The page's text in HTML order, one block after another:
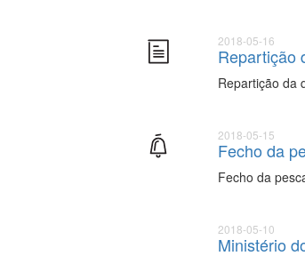
2018-05-16
Repartição
Repartição da
2018-05-15
Fecho da
Fecho da
2018-05-10
Ministério